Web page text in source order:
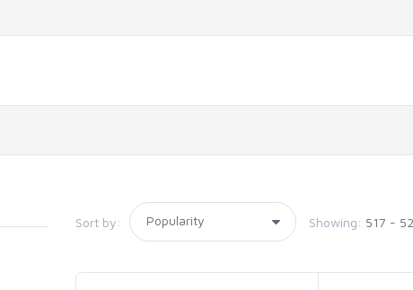
Sort by: Showing: 517 -